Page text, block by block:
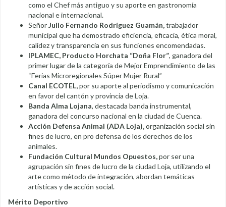
como el Chef más antiguo y su aporte en gastronomía
nacional e internacional.
SeñorJulio Fernando Rodríguez Guamán,trabajador
municipal que ha demostrado eficiencia, eficacia, ética moral,
calidez y transparencia en sus funciones encomendadas.
IPLAMEC, Producto Horchata “Doña Flor”, ganadora del
primer lugar de la categoría de Mejor Emprendimiento de las
“Ferias Microregionales Súper Mujer Rural”
Canal ECOTEL,por su aporte al periodismo y comunicación
en favor del cantón y provincia de Loja.
Banda Alma Lojana, destacada banda instrumental,
ganadora del concurso nacional en la ciudad de Cuenca.
Acción Defensa Animal (ADA Loja),organización social sin
fines de lucro, en pro defensa de los derechos de los
animales.
Fundación Cultural Mundos Opuestos,por ser una
agrupación sin fines de lucro de la ciudad Loja, utilizando el
arte como método de integración, abordan temáticas
artísticas y de acción social.
Mérito Deportivo